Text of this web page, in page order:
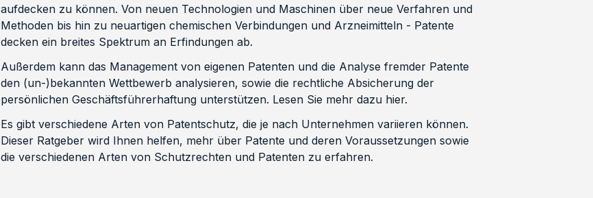
aufdecken zu können. Von neuen Technologien und Maschinen über neue Verfahren und
Methoden bis hin zu neuartigen chemischen Verbindungen und Arzneimitteln - Patente
decken ein breites Spektrum an Erfindungen ab.
Außerdem kann das Management von eigenen Patenten und die Analyse fremder Patente
den (un-)bekannten Wettbewerb analysieren, sowie die rechtliche Absicherung der
persönlichen Geschäftsführerhaftung unterstützen. Lesen Sie mehr dazu hier.
Es gibt verschiedene Arten von Patentschutz, die je nach Unternehmen variieren können.
Dieser Ratgeber wird Ihnen helfen, mehr über Patente und deren Voraussetzungen sowie
die verschiedenen Arten von Schutzrechten und Patenten zu erfahren.